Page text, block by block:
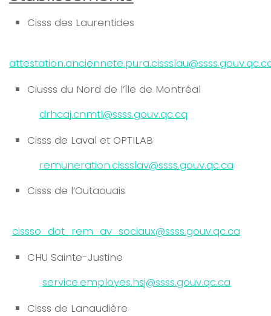
Cisss des Laurentides
attestation.anciennete.pura.cissslau
Ciusss du Nord de l’île de Montréal
drhcaj.cnmtl@ssss.gouv.qc.cq
Cisss de Laval et OPTILAB
remuneration.cissslav@ssss.gouv.qc.ca
Cisss de l’Outaouais
cissso_dot_rem_av_sociaux@ssss.gouv.qc.ca
CHU Sainte-Justine
service.employes.hsj@ssss.gouv.qc.ca
Cisss de Lanaudière